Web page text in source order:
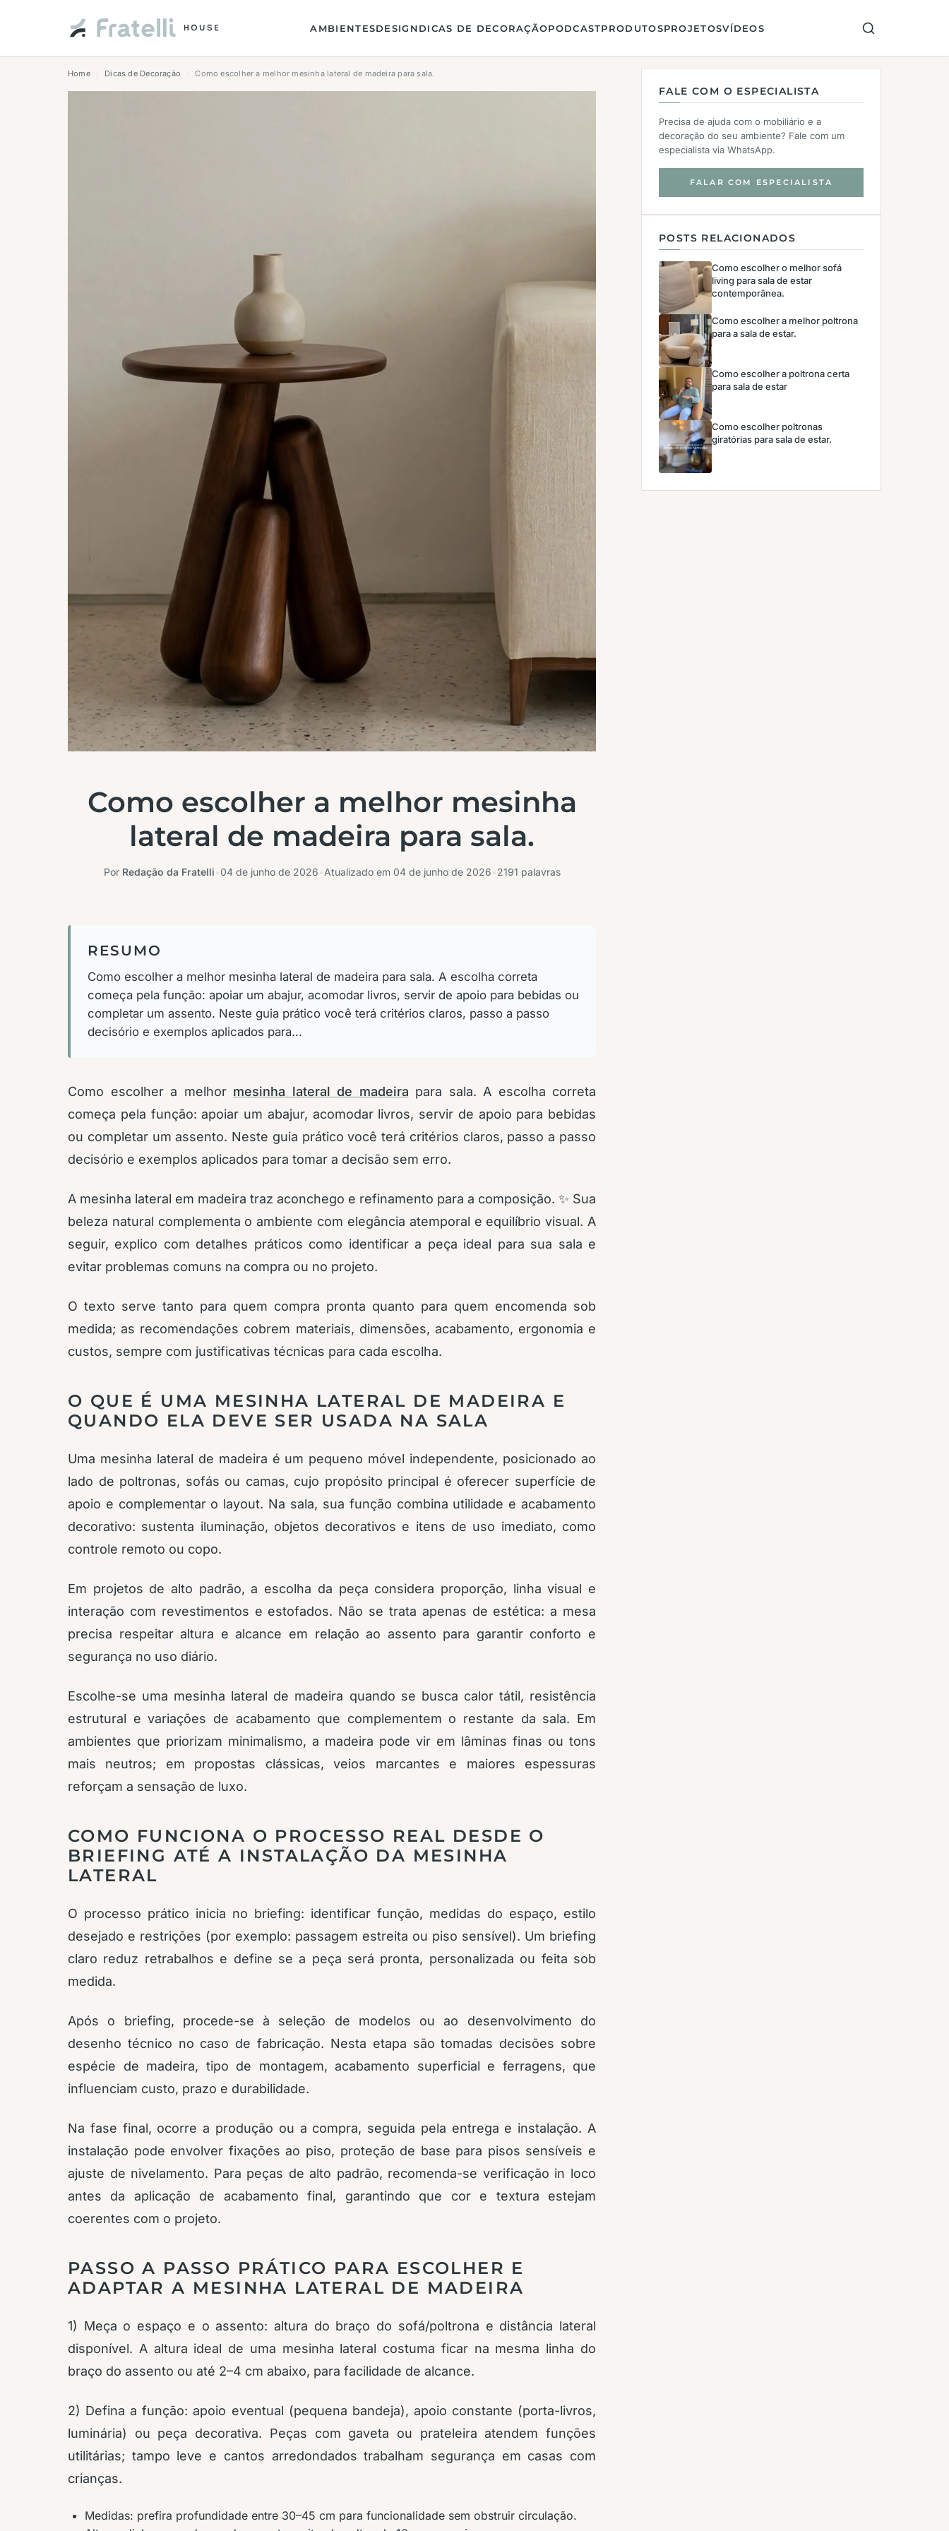
AMBIENTESDESIGNDICAS DE DECORAÇÃOPODCASTPRODUTOSPROJETOSVÍDEOS
Home Dicas de Decoração Como escolher a melhor mesinha lateral de madeira para sala.
Como escolher a melhor mesinha
lateral de madeira para sala.
Por Redação da Fratelli 04 de junho de 2026 Atualizado em 04 de junho de 2026 2191 palavras
RESUMO
Como escolher a melhor mesinha lateral de madeira para sala. A escolha correta
começa pela função: apoiar um abajur, acomodar livros, servir de apoio para bebidas ou
completar um assento. Neste guia prático você terá critérios claros, passo a passo
decisório e exemplos aplicados para...
Como escolher a melhor mesinha lateral de madeira para sala. A escolha correta
começa pela função: apoiar um abajur, acomodar livros, servir de apoio para bebidas
ou completar um assento. Neste guia prático você terá critérios claros, passo a passo
decisório e exemplos aplicados para tomar a decisão sem erro.
A mesinha lateral em madeira traz aconchego e refinamento para a composição. ✨ Sua
beleza natural complementa o ambiente com elegância atemporal e equilíbrio visual. A
seguir, explico com detalhes práticos como identificar a peça ideal para sua sala e
evitar problemas comuns na compra ou no projeto.
O texto serve tanto para quem compra pronta quanto para quem encomenda sob
medida; as recomendações cobrem materiais, dimensões, acabamento, ergonomia e
custos, sempre com justificativas técnicas para cada escolha.
O QUE É UMA MESINHA LATERAL DE MADEIRA E
QUANDO ELA DEVE SER USADA NA SALA
Uma mesinha lateral de madeira é um pequeno móvel independente, posicionado ao
lado de poltronas, sofás ou camas, cujo propósito principal é oferecer superfície de
apoio e complementar o layout. Na sala, sua função combina utilidade e acabamento
decorativo: sustenta iluminação, objetos decorativos e itens de uso imediato, como
controle remoto ou copo.
Em projetos de alto padrão, a escolha da peça considera proporção, linha visual e
interação com revestimentos e estofados. Não se trata apenas de estética: a mesa
precisa respeitar altura e alcance em relação ao assento para garantir conforto e
segurança no uso diário.
Escolhe-se uma mesinha lateral de madeira quando se busca calor tátil, resistência
estrutural e variações de acabamento que complementem o restante da sala. Em
ambientes que priorizam minimalismo, a madeira pode vir em lâminas finas ou tons
mais neutros; em propostas clássicas, veios marcantes e maiores espessuras
reforçam a sensação de luxo.
COMO FUNCIONA O PROCESSO REAL DESDE O
BRIEFING ATÉ A INSTALAÇÃO DA MESINHA
LATERAL
O processo prático inicia no briefing: identificar função, medidas do espaço, estilo
desejado e restrições (por exemplo: passagem estreita ou piso sensível). Um briefing
claro reduz retrabalhos e define se a peça será pronta, personalizada ou feita sob
medida.
Após o briefing, procede-se à seleção de modelos ou ao desenvolvimento do
desenho técnico no caso de fabricação. Nesta etapa são tomadas decisões sobre
espécie de madeira, tipo de montagem, acabamento superficial e ferragens, que
influenciam custo, prazo e durabilidade.
Na fase final, ocorre a produção ou a compra, seguida pela entrega e instalação. A
instalação pode envolver fixações ao piso, proteção de base para pisos sensíveis e
ajuste de nivelamento. Para peças de alto padrão, recomenda-se verificação in loco
antes da aplicação de acabamento final, garantindo que cor e textura estejam
coerentes com o projeto.
PASSO A PASSO PRÁTICO PARA ESCOLHER E
ADAPTAR A MESINHA LATERAL DE MADEIRA
1) Meça o espaço e o assento: altura do braço do sofá/poltrona e distância lateral
disponível. A altura ideal de uma mesinha lateral costuma ficar na mesma linha do
braço do assento ou até 2–4 cm abaixo, para facilidade de alcance.
2) Defina a função: apoio eventual (pequena bandeja), apoio constante (porta-livros,
luminária) ou peça decorativa. Peças com gaveta ou prateleira atendem funções
utilitárias; tampo leve e cantos arredondados trabalham segurança em casas com
crianças.
Medidas: prefira profundidade entre 30–45 cm para funcionalidade sem obstruir circulação.
FALE COM O ESPECIALISTA
Precisa de ajuda com o mobiliário e a
decoração do seu ambiente? Fale com um
especialista via WhatsApp.
FALAR COM ESPECIALISTA
POSTS RELACIONADOS
Como escolher o melhor sofá
living para sala de estar
contemporânea.
Como escolher a melhor poltrona
para a sala de estar.
Como escolher a poltrona certa
para sala de estar
Como escolher poltronas
giratórias para sala de estar.